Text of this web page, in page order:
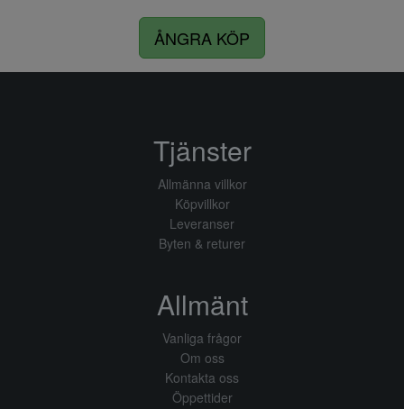
ÅNGRA KÖP
Tjänster
Allmänna villkor
Köpvillkor
Leveranser
Byten & returer
Allmänt
Vanliga frågor
Om oss
Kontakta oss
Öppettider